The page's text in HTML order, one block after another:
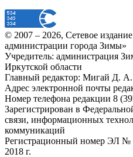
© 2007 – 2026, Сетевое
администрации города Зимы»
Учредитель: администрация
Иркутской области
Главный редактор: Мигай Д. А.
Адрес электронной почты
Номер телефона редакции 8
Зарегистрирован в
связи, информационных
коммуникаций
Регистрационный номер ЭЛ №
2018 г.